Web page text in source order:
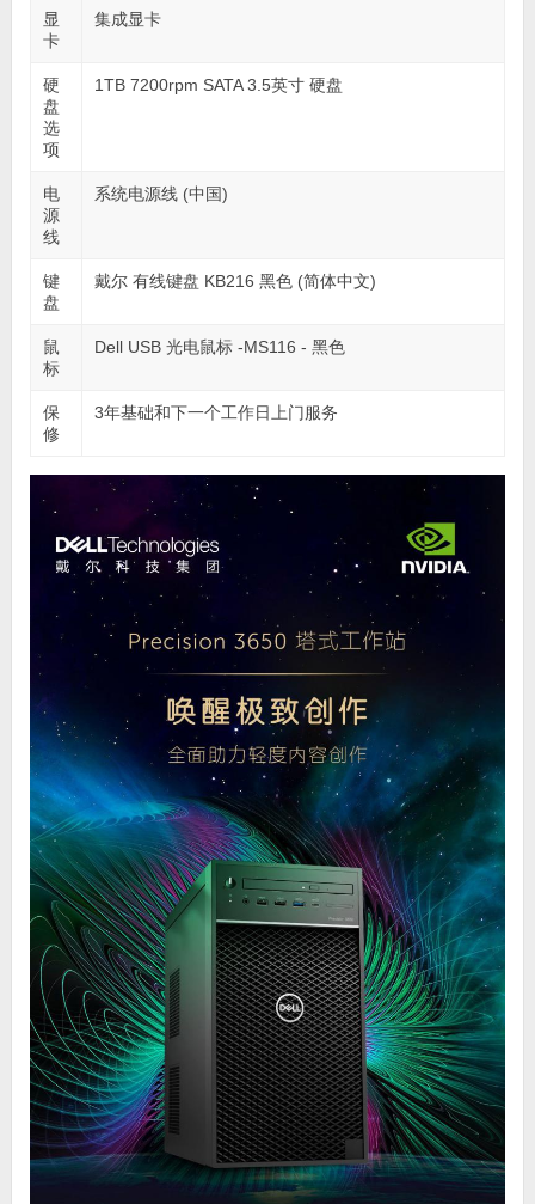
显
卡
集成显卡
硬
盘
选
项
1TB 7200rpm SATA 3.5英寸 硬盘
电
源
线
系统电源线 (中国)
键
盘
戴尔 有线键盘 KB216 黑色 (简体中文)
鼠
标
Dell USB 光电鼠标 -MS116 - 黑色
保
修
3年基础和下一个工作日上门服务